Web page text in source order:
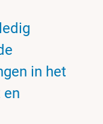
in het
en